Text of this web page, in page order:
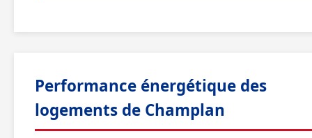
Performance énergétique des
logements de Champlan